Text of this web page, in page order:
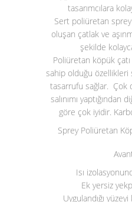
tasarımcılara
Sert poliüretan
oluşan çatlak ve
şekilde
Poliüretan köpük çatı
sahip olduğu
tasarrufu sağlar. Çok
salınımı yaptığından
göre çok iyidir.
Sprey Poliüretan
Isı
Ek yersiz
Uygulandığı